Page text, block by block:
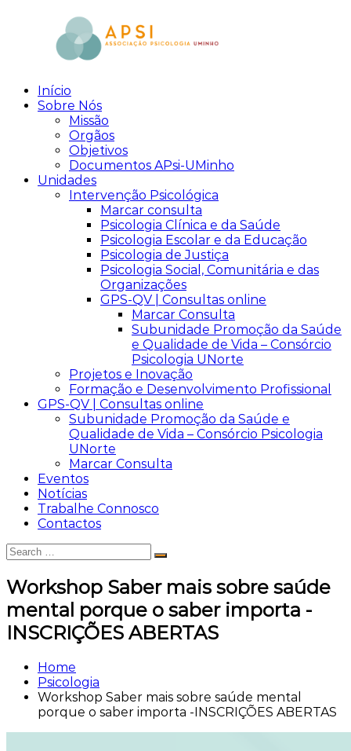
content
aPsi
Associação
Psicologia
Início
Sobre Nós
Missão
Orgãos
Objetivos
Documentos APsi-UMinho
Unidades
Intervenção Psicológica
Marcar consulta
Psicologia Clínica e da Saúde
Psicologia Escolar e da Educação
Psicologia de Justiça
Psicologia Social, Comunitária e das
Organizações
GPS-QV | Consultas online
Marcar Consulta
Subunidade Promoção da Saúde
e Qualidade de Vida – Consórcio
Psicologia UNorte
Projetos e Inovação
Formação e Desenvolvimento Profissional
GPS-QV | Consultas online
Subunidade Promoção da Saúde e
Qualidade de Vida – Consórcio Psicologia
UNorte
Marcar Consulta
Eventos
Notícias
Trabalhe Connosco
Contactos
Search
for:
Search
Workshop Saber mais sobre saúde
mental porque o saber importa -
INSCRIÇÕES ABERTAS
Home
Psicologia
Workshop Saber mais sobre saúde mental
porque o saber importa -INSCRIÇÕES ABERTAS